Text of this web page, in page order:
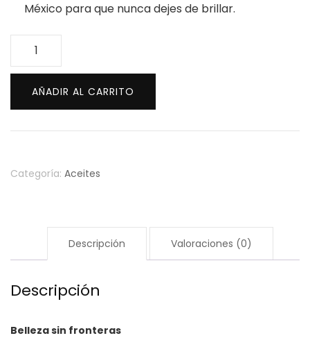
México para que nunca dejes de brillar.
Aceite
coco
ml
-
y
y
cantidad
AÑADIR AL CARRITO
Categoría: Aceites
Descripción Valoraciones (0)
Descripción
Belleza sin fronteras